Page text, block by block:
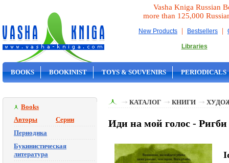
Vasha Kniga Russian
more than 125,000
New Products | Bestsellers |
Libraries
BOOKS BOOKINIST TOYS & SOUVENIRS PERIODICALS
Books
Авторы
Серии
Периодика
Букинистическая
литература
КАТАЛОГ КНИГИ
Иди на мой голос -